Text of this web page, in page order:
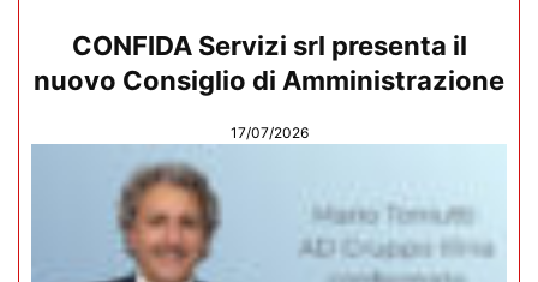
CONFIDA Servizi srl presenta il
nuovo Consiglio di Amministrazione
17/07/2026